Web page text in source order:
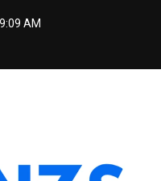
AM